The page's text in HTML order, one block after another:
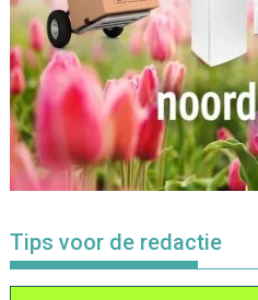
Tips voor de redactie